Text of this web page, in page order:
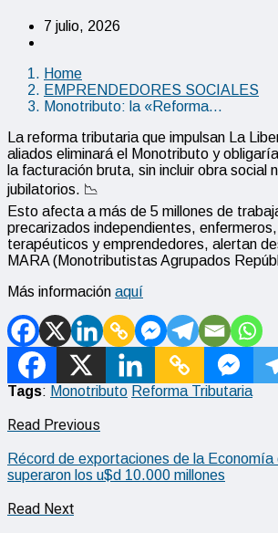
7 julio, 2026
Home
EMPRENDEDORES SOCIALES
Monotributo: la «Reforma…
La reforma tributaria que impulsan La
aliados eliminará el Monotributo y
la facturación bruta, sin incluir obra social
jubilatorios. 📉
​Esto afecta a más de 5 millones de
precarizados independientes,
terapéuticos y emprendedores, alertan
MARA (Monotributistas Agrupados
Más información aquí
Tags: Monotributo Reforma Tributaria
Read Previous
Récord de exportaciones de la Economía
superaron los u$d 10.000 millones
Read Next